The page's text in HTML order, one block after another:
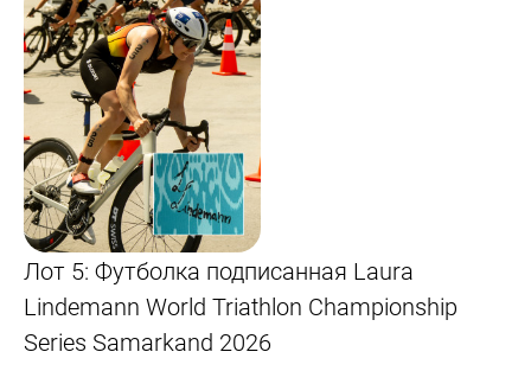
Лот 5: Футболка подписанная Laura
Lindemann World Triathlon Championship
Series Samarkand 2026